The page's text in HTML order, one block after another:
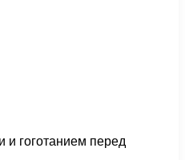
и гоготанием перед